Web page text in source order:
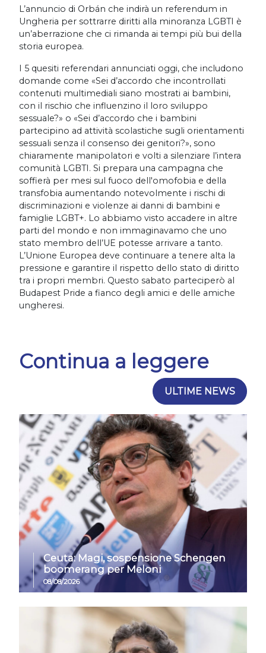
L’annuncio di Orbán che indirà un referendum in
Ungheria per sottrarre diritti alla minoranza LGBTI è
un’aberrazione che ci rimanda ai tempi più bui della
storia europea.
I 5 quesiti referendari annunciati oggi, che includono
domande come «Sei d’accordo che incontrollati
contenuti multimediali siano mostrati ai bambini,
con il rischio che influenzino il loro sviluppo
sessuale?» o «Sei d’accordo che i bambini
partecipino ad attività scolastiche sugli orientamenti
sessuali senza il consenso dei genitori?», sono
chiaramente manipolatori e volti a silenziare l’intera
comunità LGBTI. Si prepara una campagna che
soffierà per mesi sul fuoco dell'omofobia e della
transfobia aumentando notevolmente i rischi di
discriminazioni e violenze ai danni di bambini e
famiglie LGBT+. Lo abbiamo visto accadere in altre
parti del mondo e non immaginavamo che uno
stato membro dell’UE potesse arrivare a tanto.
L’Unione Europea deve continuare a tenere alta la
pressione e garantire il rispetto dello stato di diritto
tra i propri membri. Questo sabato parteciperò al
Budapest Pride a fianco degli amici e delle amiche
ungheresi.
Continua a leggere
ULTIME NEWS
Ceuta: Magi, sospensione Schengen
boomerang per Meloni
08/08/2026